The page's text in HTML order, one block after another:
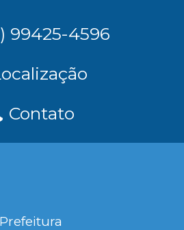
99425-4596
Contato
Prefeitura